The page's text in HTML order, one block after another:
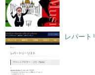
レパート